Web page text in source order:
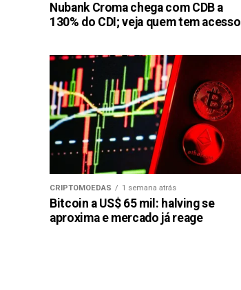
Nubank Croma chega com CDB a
130% do CDI; veja quem tem acesso
CRIPTOMOEDAS 1 semana atrás
Bitcoin a US$ 65 mil: halving se
aproxima e mercado já reage